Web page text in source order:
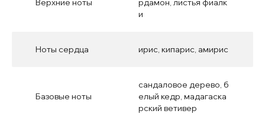
Верхние ноты
рдамон, листья фиалк
и
Ноты сердца ирис, кипарис, амирис
Базовые ноты
сандаловое дерево, б
елый кедр, мадагаска
рский ветивер